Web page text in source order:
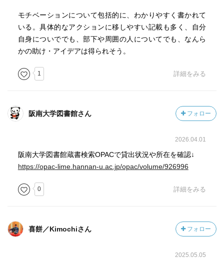
モチベーションについて包括的に、わかりやすく書かれて
いる。具体的なアクションに移しやすい記載も多く、自分
自身についででも、部下や周囲の人についてでも、なんら
かの助け・アイデアは得られそう。
1 詳細をみる
阪南大学図書館さん フォロー
2026.04.01
阪南大学図書館蔵書検索OPACで貸出状況や所在を確認↓
https://opac-lime.hannan-u.ac.jp/opac/volume/926996
0 詳細をみる
喜餅／Kimochiさん フォロー
2025.05.05